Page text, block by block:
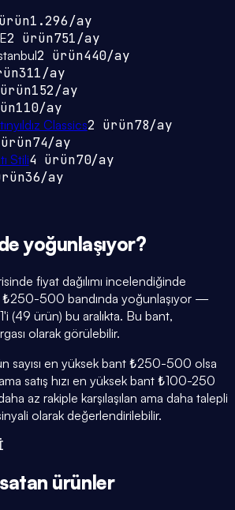
ürün1.296/ay
2 ürün751/ay
2 ürün440/ay
311/ay
ürün152/ay
110/ay
Classics2 ürün78/ay
ürün74/ay
Stili4 ürün70/ay
36/ay
yoğunlaşıyor?
fiyat dağılımı incelendiğinde
500 bandında yoğunlaşıyor —
(49 ürün) bu aralıkta. Bu bant,
olarak görülebilir.
sayısı en yüksek bant ₺250-500 olsa
satış hızı en yüksek bant ₺100-250
az rakiple karşılaşılan ama daha talepli
olarak değerlendirilebilir.
ürünler